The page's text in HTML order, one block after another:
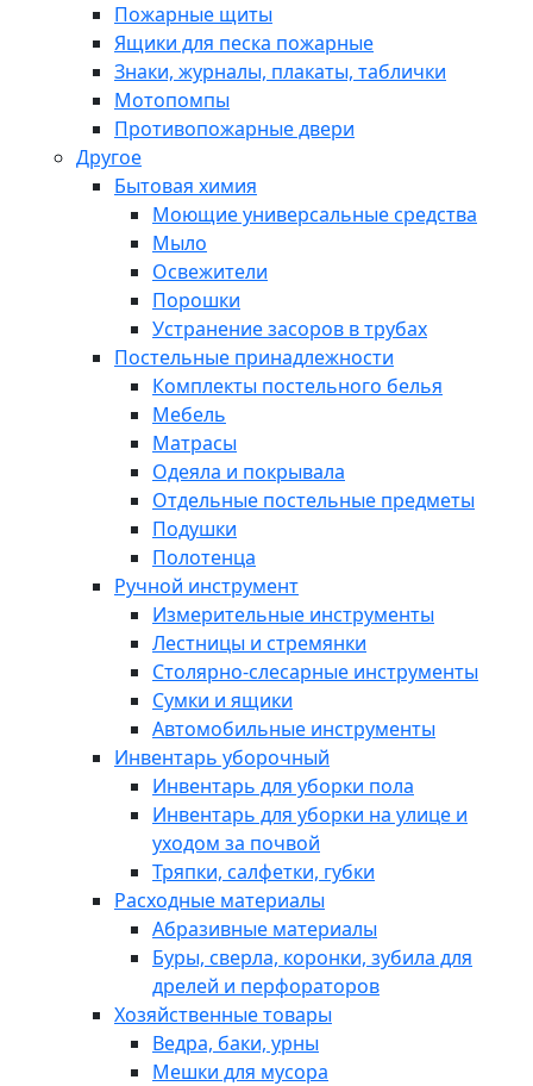
Пожарные щиты
Ящики для песка пожарные
Знаки, журналы, плакаты, таблички
Мотопомпы
Противопожарные двери
Другое
Бытовая химия
Моющие универсальные средства
Мыло
Освежители
Порошки
Устранение засоров в трубах
Постельные принадлежности
Комплекты постельного белья
Мебель
Матрасы
Одеяла и покрывала
Отдельные постельные предметы
Подушки
Полотенца
Ручной инструмент
Измерительные инструменты
Лестницы и стремянки
Столярно-слесарные инструменты
Сумки и ящики
Автомобильные инструменты
Инвентарь уборочный
Инвентарь для уборки пола
Инвентарь для уборки на улице и
уходом за почвой
Тряпки, салфетки, губки
Расходные материалы
Абразивные материалы
Буры, сверла, коронки, зубила для
дрелей и перфораторов
Хозяйственные товары
Ведра, баки, урны
Мешки для мусора